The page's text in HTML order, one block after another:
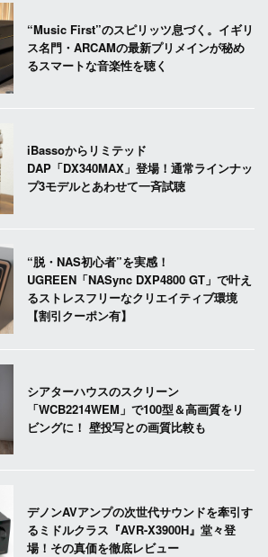
“Music First”のスピリッツ息づく。イギリ
ス名門・ARCAMの最新プリメインが秘め
るスマートな音楽性を聴く
iBassoからリミテッド
DAP「DX340MAX」登場！通常ラインナッ
プ3モデルとあわせて一斉試聴
“脱・NAS初心者”を実感！
UGREEN「NASync DXP4800 GT」で叶え
るストレスフリーなクリエイティブ環境
【割引クーポン有】
シアターハウスのスクリーン
「WCB2214WEM」で100型＆高画質をリ
ビングに！ 壁投写との画質比較も
デノンAVアンプの次世代サウンドを牽引す
るミドルクラス『AVR-X3900H』堂々登
場！その真価を徹底レビュー